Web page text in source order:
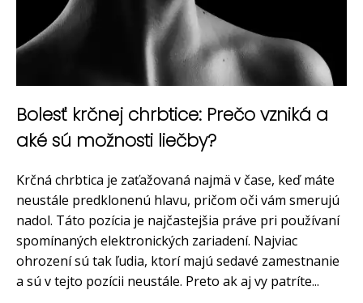
Bolesť krčnej chrbtice: Prečo vzniká a
aké sú možnosti liečby?
Krčná chrbtica je zaťažovaná najmä v čase, keď máte
neustále predklonenú hlavu, pričom oči vám smerujú
nadol. Táto pozícia je najčastejšia práve pri používaní
spomínaných elektronických zariadení. Najviac
ohrození sú tak ľudia, ktorí majú sedavé zamestnanie
a sú v tejto pozícii neustále. Preto ak aj vy patríte...